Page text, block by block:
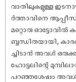
വാതിലുകളുള്ള
ർത്താവിനെ
മറ്റൊരു ഓട്ടോവിൽ
ബ്ബന്ധിതയായി,
ച്ചിടാൻ അവൾ
ഹോട്ടലിന്റെ
പറഞ്ഞശേഷം